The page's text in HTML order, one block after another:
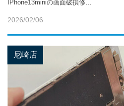
IPhone13miniの画面破損修…
2026/02/06
尼崎店